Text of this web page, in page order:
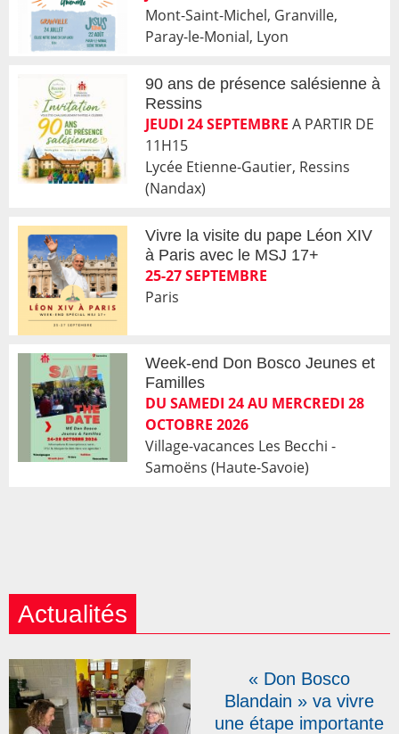
Mont-Saint-Michel, Granville,
Paray-le-Monial, Lyon
90 ans de présence salésienne à
Ressins
JEUDI 24 SEPTEMBRE A PARTIR DE
11H15
Lycée Etienne-Gautier, Ressins
(Nandax)
Vivre la visite du pape Léon XIV
à Paris avec le MSJ 17+
25-27 SEPTEMBRE
Paris
Week-end Don Bosco Jeunes et
Familles
DU SAMEDI 24 AU MERCREDI 28
OCTOBRE 2026
Village-vacances Les Becchi -
Samoëns (Haute-Savoie)
Actualités
« Don Bosco
Blandain » va vivre
une étape importante